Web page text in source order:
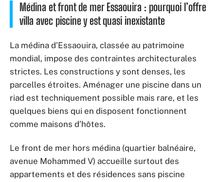
Médina et front de mer Essaouira : pourquoi l’offre
villa avec piscine y est quasi inexistante
La médina d’Essaouira, classée au patrimoine
mondial, impose des contraintes architecturales
strictes. Les constructions y sont denses, les
parcelles étroites. Aménager une piscine dans un
riad est techniquement possible mais rare, et les
quelques biens qui en disposent fonctionnent
comme maisons d’hôtes.
Le front de mer hors médina (quartier balnéaire,
avenue Mohammed V) accueille surtout des
appartements et des résidences sans piscine